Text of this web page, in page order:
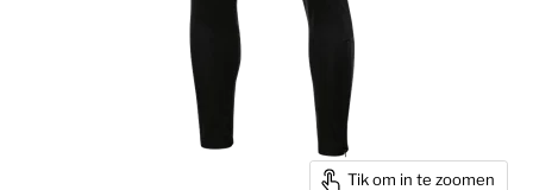
Tik om in te zoomen